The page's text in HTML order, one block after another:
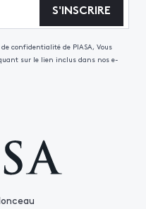
S'INSCRIRE
confidentialité de PIASA, Vous
sur le lien inclus dans nos e-